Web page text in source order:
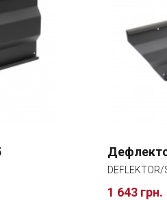
1 643 грн.